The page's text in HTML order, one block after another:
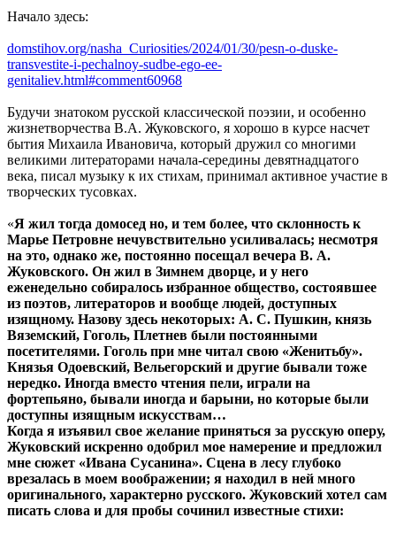
Начало здесь:
domstihov.org/nasha_Curiosities/2024/01/30/pesn-o-duske-
transvestite-i-pechalnoy-sudbe-ego-ee-
genitaliev.html#comment60968
Будучи знатоком русской классической поэзии, и особенно
жизнетворчества В.А. Жуковского, я хорошо в курсе насчет
бытия Михаила Ивановича, который дружил со многими
великими литераторами начала-середины девятнадцатого
века, писал музыку к их стихам, принимал активное участие в
творческих тусовках.
«Я жил тогда домосед но, и тем более, что склонность к
Марье Петровне нечувствительно усиливалась; несмотря
на это, однако же, постоянно посещал вечера В. А.
Жуковского. Он жил в Зимнем дворце, и у него
еженедельно собиралось избранное общество, состоявшее
из поэтов, литераторов и вообще людей, доступных
изящному. Назову здесь некоторых: А. С. Пушкин, князь
Вяземский, Гоголь, Плетнев были постоянными
посетителями. Гоголь при мне читал свою «Женитьбу».
Князья Одоевский, Вельегорский и другие бывали тоже
нередко. Иногда вместо чтения пели, играли на
фортепьяно, бывали иногда и барыни, но которые были
доступны изящным искусствам…
Когда я изъявил свое желание приняться за русскую оперу,
Жуковский искренно одобрил мое намерение и предложил
мне сюжет «Ивана Сусанина». Сцена в лесу глубоко
врезалась в моем воображении; я находил в ней много
оригинального, характерно русского. Жуковский хотел сам
писать слова и для пробы сочинил известные стихи: